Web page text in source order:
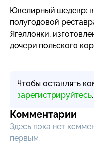
Ювелирный шедевр:
полугодовой
Ягеллонки,
дочери польского
Чтобы оставлять
зарегистрируйтесь.
Комментарии
Здесь пока нет
первым.